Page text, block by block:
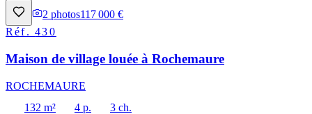
2 photos117 000 €
Réf.430
Maison de village louée à Rochemaure
ROCHEMAURE
132 m²
4 p.
3 ch.